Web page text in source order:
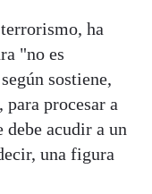
ha
"no es
sostiene,
procesar a
debe acudir a un
una figura